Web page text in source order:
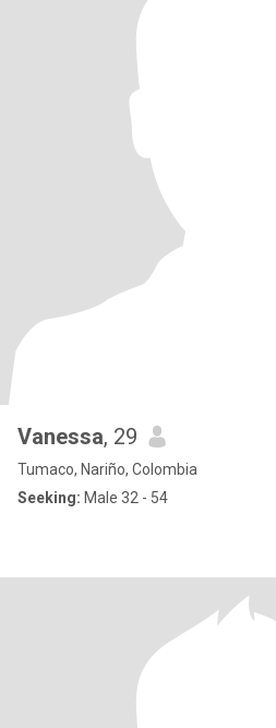
Vanessa, 29
Tumaco, Nariño, Colombia
Seeking: Male 32 - 54